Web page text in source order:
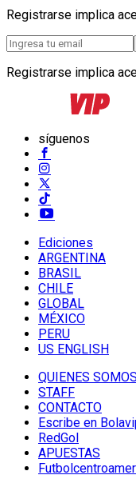
Registrarse implica
Registrarse implica
síguenos
Ediciones
ARGENTINA
BRASIL
CHILE
GLOBAL
MÉXICO
PERU
US ENGLISH
QUIENES SOMOS
STAFF
CONTACTO
Escribe en
RedGol
APUESTAS